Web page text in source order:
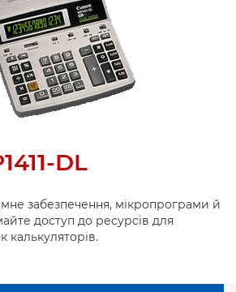
DL
забезпечення, мікропрограми й
доступ до ресурсів для
калькуляторів.